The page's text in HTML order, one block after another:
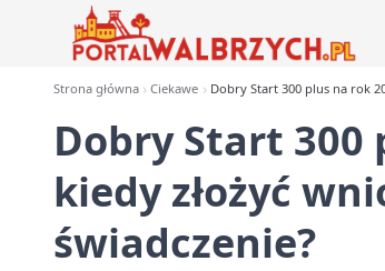
Strona główna Ciekawe Dobry Start 300 plus na rok
Dobry Start 300
kiedy złożyć
świadczenie?